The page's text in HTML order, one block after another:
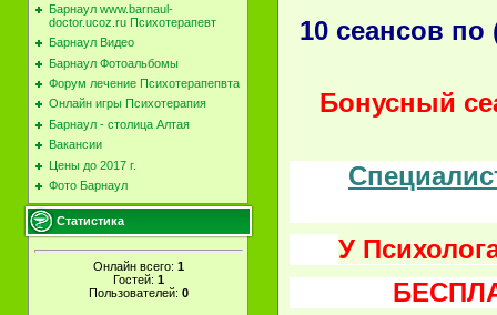
Барнаул www.barnaul-
doctor.ucoz.ru Психотерапевт
Барнаул Видео
Барнаул Фотоальбомы
Форум лечение Психотерапепвта
Онлайн игры Психотерапия
Барнаул - столица Алтая
Вакансии
Цены до 2017 г.
Фото Барнаул
Статистика
Онлайн всего: 1
Гостей: 1
Пользователей: 0
10 сеансов по
Бонусный
У